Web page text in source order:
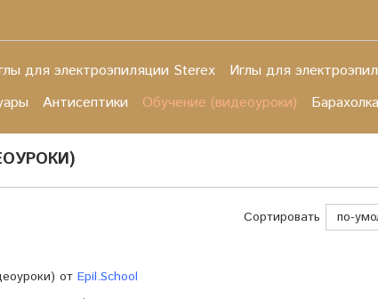
для электроэпиляции Sterex
Иглы для
Антисептики Обучение (видеоуроки) Барахолка
Сортировать
от Epil.School